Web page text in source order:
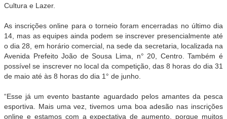
Cultura e Lazer.
As inscrições online para o torneio foram encerradas no último dia
14, mas as equipes ainda podem se inscrever presencialmente até
o dia 28, em horário comercial, na sede da secretaria, localizada na
Avenida Prefeito João de Sousa Lima, n° 20, Centro. Também é
possível se inscrever no local da competição, das 8 horas do dia 31
de maio até às 8 horas do dia 1° de junho.
“Esse já um evento bastante aguardado pelos amantes da pesca
esportiva. Mais uma vez, tivemos uma boa adesão nas inscrições
online e estamos com a expectativa de aumento, porque muitos